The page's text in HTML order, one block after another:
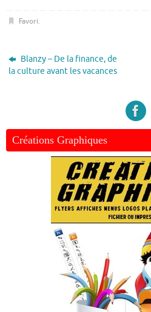
Favori.
Blanzy – De la finance, de
la culture avant les vacances
Créations Graphiques